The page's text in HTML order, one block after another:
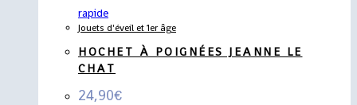
rapide
Jouets d'éveil et 1er âge
HOCHET À POIGNÉES JEANNE LE
CHAT
24,90€